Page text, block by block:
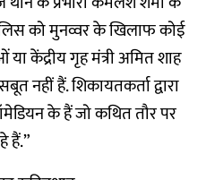
को मुनव्वर के खिलाफ कोई
केंद्रीय गृह मंत्री अमित शाह
नहीं हैं. शिकायतकर्ता द्वारा
के हैं जो कथित तौर पर
हैं.”